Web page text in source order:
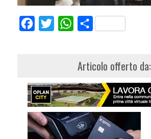
FacebookTwitterWhatsApp
Share
Articolo offerto da: